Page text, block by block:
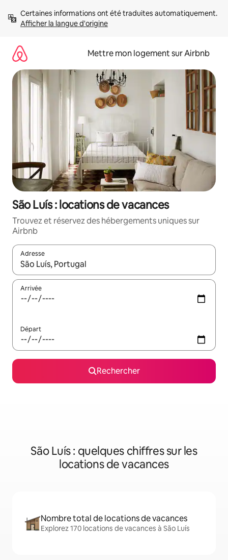
directement
Afficher la langue d'origine
Mettre mon logement sur Airbnb
São Luís : locations de vacances
Trouvez et réservez des hébergements uniques sur
Airbnb
Adresse
Lorsque les résultats s'affichent, utilisez les flèches vers le
Arrivée
Départ
Rechercher
São Luís : quelques chiffres sur les
locations de vacances
Nombre total de locations de vacances
Explorez 170 locations de vacances à São Luís